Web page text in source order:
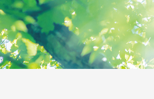
社会連携・公開講座
宮城県 高大連携事業
アクセス